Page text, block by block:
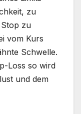
zu
zu
vom Kurs
Schwelle.
Loss so wird
und dem